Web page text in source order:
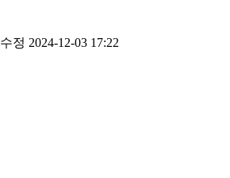
수정 2024-12-03 17:22